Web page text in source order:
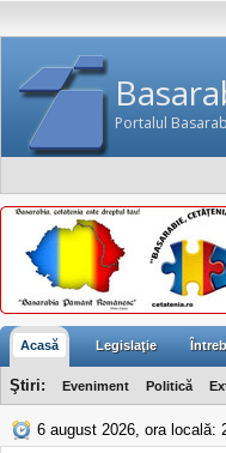
Portalul
Acasă Legislaţie
Ştiri: Eveniment Politică
6 august 2026, ora locală: